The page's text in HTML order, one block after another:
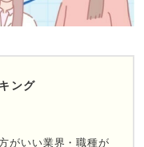
ング
がいい業界・職種が